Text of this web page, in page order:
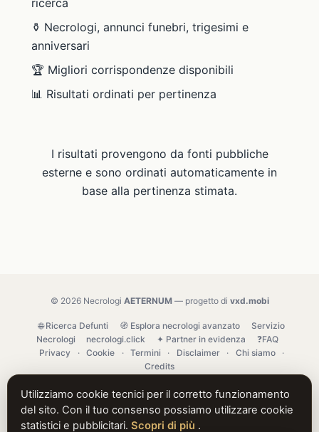
ricerca
⚱️ Necrologi, annunci funebri, trigesimi e
anniversari
🏆 Migliori corrispondenze disponibili
📊 Risultati ordinati per pertinenza
I risultati provengono da fonti pubbliche
esterne e sono ordinati automaticamente in
base alla pertinenza stimata.
© 2026 Necrologi AETERNUM— progetto di vxd.mobi
🌐 Ricerca Defunti 🧭 Esplora necrologi avanzato
Servizio
Necrologi
necrologi.click ✦ Partner in evidenza
❓FAQ
Privacy
· Cookie · Termini · Disclaimer · Chi siamo
·
Credits
Utilizziamo cookie tecnici per il corretto funzionamento
del sito. Con il tuo consenso possiamo utilizzare cookie
statistici e pubblicitari. Scopri di più .